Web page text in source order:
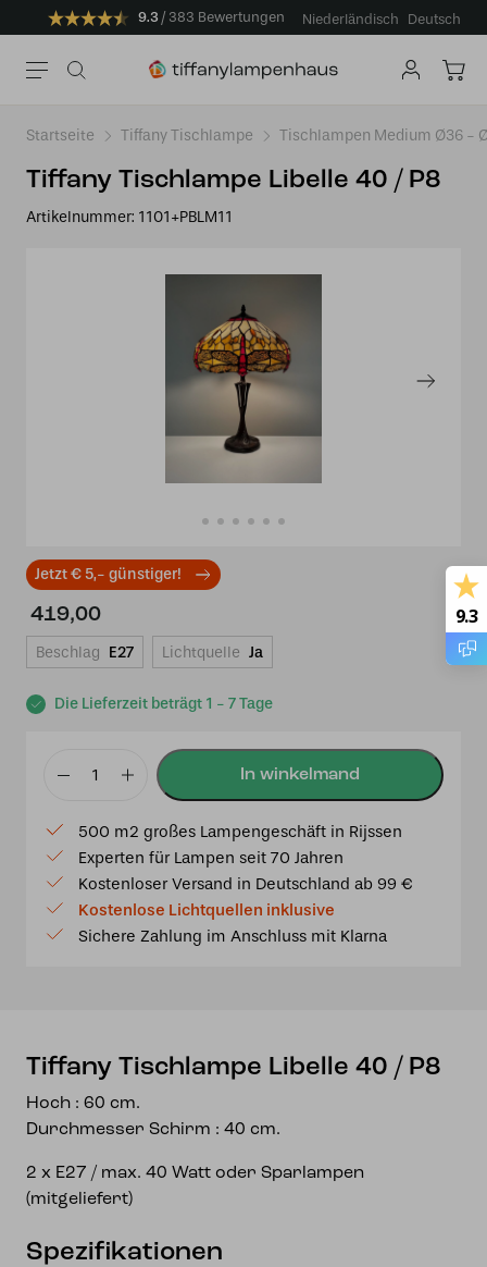
9.3 383 Bewertungen Niederländisch Deutsch
Startseite Tiffany Tischlampe Tischlampen Medium Ø36 -
Tiffany Tischlampe Libelle 40 / P8
Artikelnummer: 1101+PBLM11
Jetzt € 5,- günstiger!
Die Lieferzeit beträgt 1 - 7 Tage
419,00
Beschlag E27 Lichtquelle Ja
Tiffany
Libelle
40
/
P8
Menge
500 m2 großes Lampengeschäft in Rijssen
Experten für Lampen seit 70 Jahren
Kostenloser Versand in Deutschland ab 99 €
Kostenlose Lichtquellen inklusive
Sichere Zahlung im Anschluss mit Klarna
Tiffany Tischlampe Libelle 40 / P8
Hoch : 60 cm.
Durchmesser Schirm : 40 cm.
2 x E27 / max. 40 Watt oder Sparlampen
(mitgeliefert)
Spezifikationen
9.3